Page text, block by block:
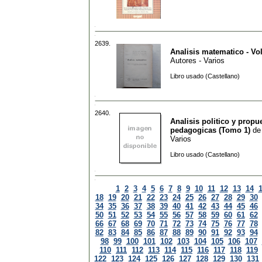
2639.
Analisis matematico -
Autores - Varios
Libro usado (Castellano)
2640.
Analisis politico y
pedagogicas (Tomo 1) de
Varios
Libro usado (Castellano)
1 2 3 4 5 6 7 8 9 10 11 12 13 14
18 19 20 21 22 23 24 25 26 27 28 29 30
34 35 36 37 38 39 40 41 42 43 44 45 46
50 51 52 53 54 55 56 57 58 59 60 61 62
66 67 68 69 70 71 72 73 74 75 76 77 78
82 83 84 85 86 87 88 89 90 91 92 93 94
98 99 100 101 102 103 104 105 106 107
110 111 112 113 114 115 116 117 118 119
122 123 124 125 126 127 128 129 130 131